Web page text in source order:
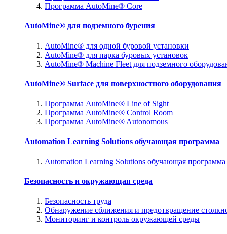
Программа AutoMine® Core
AutoMine® для подземного бурения
AutoMine® для одной буровой установки
AutoMine® для парка буровых установок
AutoMine® Machine Fleet для подземного
AutoMine® Surface для поверхностного оборудования
Программа AutoMine® Line of Sight
Программа AutoMine® Control Room
Программа AutoMine® Autonomous
Automation Learning Solutions обучающая программа
Automation Learning Solutions обучающая программа
Безопасность и окружающая среда
Безопасность труда
Обнаружение сближения и предотвращение
Мониторинг и контроль окружающей среды